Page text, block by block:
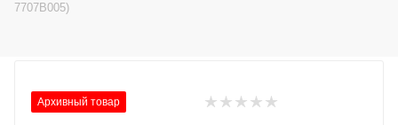
7707B005)
Архивный товар